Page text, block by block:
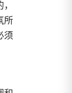
所
须